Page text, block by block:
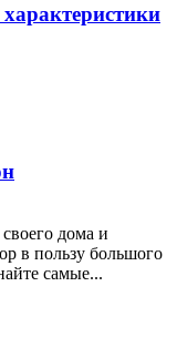
дома и
в пользу большого
самые...